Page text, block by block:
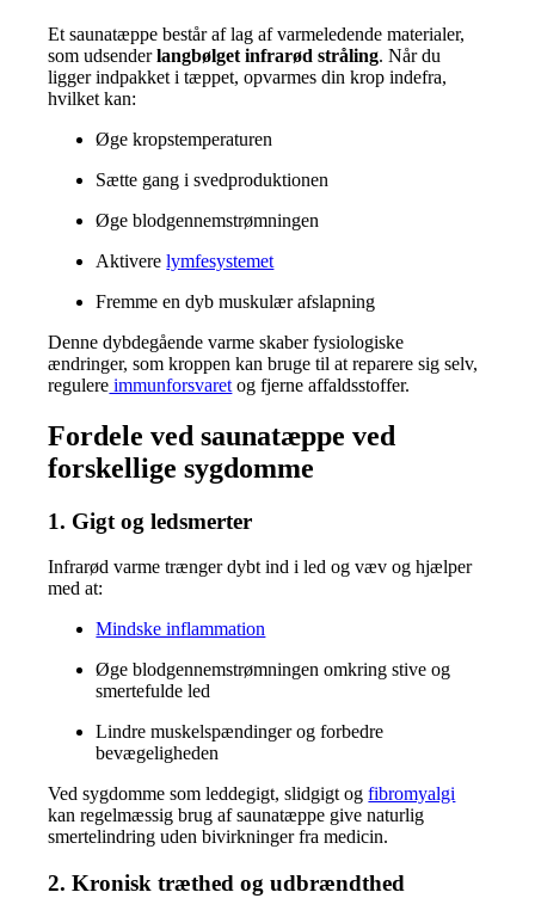
Et saunatæppe består af lag af varmeledende materialer,
som udsenderlangbølget infrarød stråling. Når du
ligger indpakket i tæppet, opvarmes din krop indefra,
hvilket kan:
Øge kropstemperaturen
Sætte gang i svedproduktionen
Øge blodgennemstrømningen
Aktiverelymfesystemet
Fremme en dyb muskulær afslapning
Denne dybdegående varme skaber fysiologiske
ændringer, som kroppen kan bruge til at reparere sig selv,
regulere immunforsvaret og fjerne affaldsstoffer.
Fordele ved saunatæppe ved
forskellige sygdomme
1. Gigt og ledsmerter
Infrarød varme trænger dybt ind i led og væv og hjælper
med at:
Mindske inflammation
Øge blodgennemstrømningen omkring stive og
smertefulde led
Lindre muskelspændinger og forbedre
bevægeligheden
Ved sygdomme som leddegigt, slidgigt ogfibromyalgi
kan regelmæssig brug af saunatæppe give naturlig
smertelindring uden bivirkninger fra medicin.
2. Kronisk træthed og udbrændthed